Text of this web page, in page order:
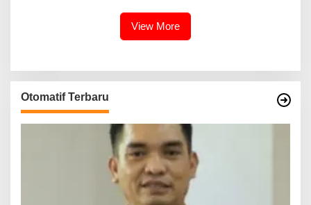
View More
Otomatif Terbaru